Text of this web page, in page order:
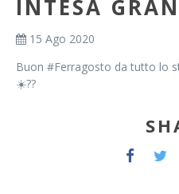
INTESA
15 Ago 2020
Buon #Ferragosto da tutto lo
☀️??